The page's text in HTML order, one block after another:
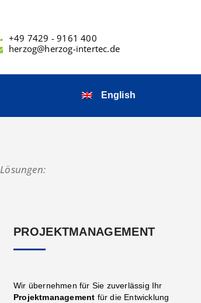
+49 7429 - 9161 400
herzog@herzog-intertec.de
English
PROJEKTMANAGEMENT
Wir übernehmen für Sie zuverlässig Ihr
Projektmanagement für die Entwicklung